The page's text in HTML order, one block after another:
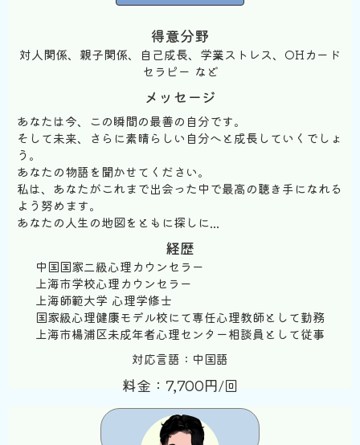
得意分野
対人関係、親子関係、自己成長、学業ストレス、OHカード
セラピー など
メッセージ
あなたは今、この瞬間の最善の自分です。
そして未来、さらに素晴らしい自分へと成長していくでしょ
う。
あなたの物語を聞かせてください。
私は、あなたがこれまで出会った中で最高の聴き手になれる
よう努めます。
あなたの人生の地図をともに探しに...
経歴
中国国家二級心理カウンセラー
上海市学校心理カウンセラー
上海師範大学 心理学修士
国家級心理健康モデル校にて専任心理教師として勤務
上海市楊浦区未成年者心理センター相談員として従事
対応言語：中国語
料金：7,700円/回
予約する